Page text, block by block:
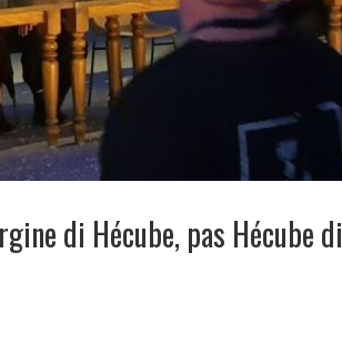
di Hécube, pas Hécube di